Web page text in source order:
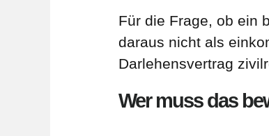
Für die Frage, ob ein
daraus nicht als
Darlehensvertrag
Wer muss das